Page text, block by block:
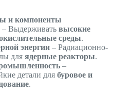
и компоненты
– Выдерживать высокие
среды.
энергии– Радиационно-
для ядерные реакторы.
–
детали для буровое и
.